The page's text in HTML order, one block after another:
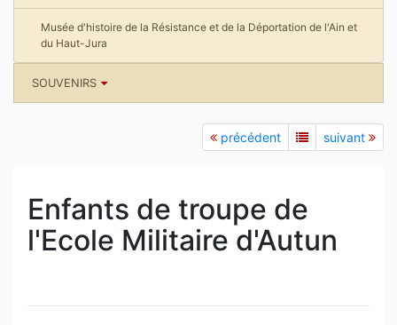
Musée d'histoire de la Résistance et de la Déportation de l'Ain et
du Haut-Jura
SOUVENIRS
précédent suivant
Enfants de troupe de
l'Ecole Militaire d'Autun